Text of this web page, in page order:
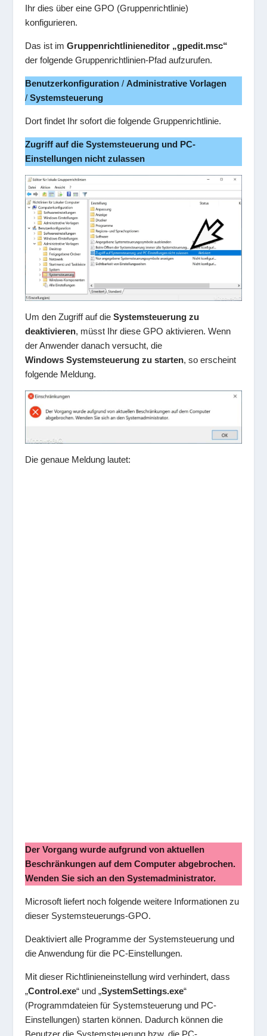
Ihr dies über eine GPO (Gruppenrichtlinie)
konfigurieren.
Das ist imGruppenrichtlinieneditor „gpedit.msc“
der folgende Gruppenrichtlinien-Pfad aufzurufen.
Benutzerkonfiguration /Administrative Vorlagen
/Systemsteuerung
Dort findet Ihr sofort die folgende Gruppenrichtlinie.
Zugriff auf die Systemsteuerung und PC-
Einstellungen nicht zulassen
Um den Zugriff auf dieSystemsteuerung zu
deaktivieren, müsst Ihr diese GPO aktivieren. Wenn
der Anwender danach versucht, die
Windows Systemsteuerung zu starten, so erscheint
folgende Meldung.
Die genaue Meldung lautet:
Der Vorgang wurde aufgrund von aktuellen
Beschränkungen auf dem Computer abgebrochen.
Wenden Sie sich an den Systemadministrator.
Microsoft liefert noch folgende weitere Informationen zu
dieser Systemsteuerungs-GPO.
Deaktiviert alle Programme der Systemsteuerung und
die Anwendung für die PC-Einstellungen.
Mit dieser Richtlinieneinstellung wird verhindert, dass
„Control.exe“ und „SystemSettings.exe“
(Programmdateien für Systemsteuerung und PC-
Einstellungen) starten können. Dadurch können die
Benutzer die Systemsteuerung bzw. die PC-